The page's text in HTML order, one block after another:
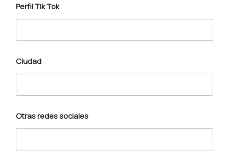
Perfil Tik Tok
Ciudad
Otras redes sociales